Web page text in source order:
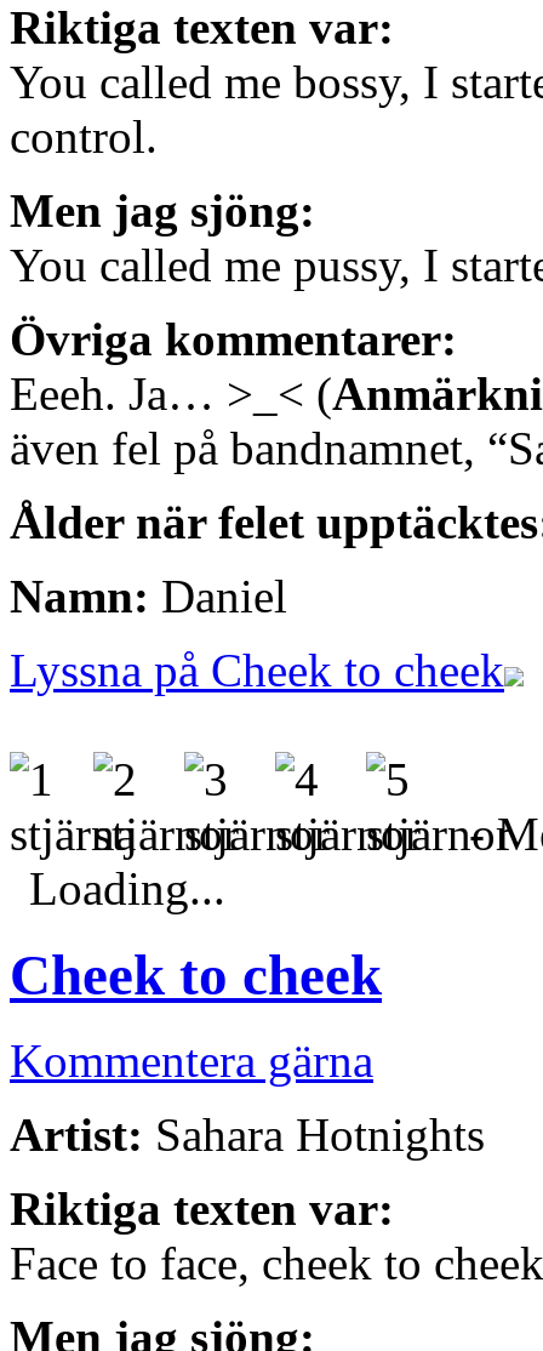
Riktiga texten var:
You called me bossy, I
control.
Men jag sjöng:
You called me pussy, I
Övriga kommentarer:
Eeeh. Ja… >_< (
även fel på bandnamnet,
Ålder när felet
Namn: Daniel
Lyssna på Cheek to cheek
-
Loading...
Cheek to cheek
Kommentera gärna
Artist: Sahara Hotnights
Riktiga texten var:
Face to face, cheek to cheek
Men jag sjöng: